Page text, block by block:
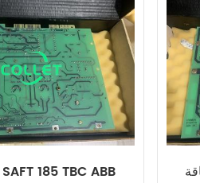
لوح طاقة SAFT 185 TBC ABB